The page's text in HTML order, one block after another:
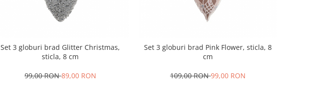
Set 3 globuri brad Glitter Christmas,
sticla, 8 cm
99,00 RON89,00 RON
Set 3 globuri brad Pink Flower, sticla, 8
cm
109,00 RON99,00 RON